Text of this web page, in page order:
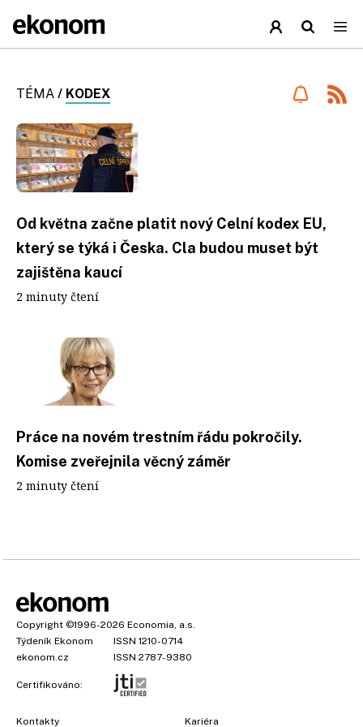
TÉMA / KODEX
Od května začne platit nový Celní kodex EU,
který se týká i Česka. Cla budou muset být
zajištěna kaucí
2 minuty čtení
Práce na novém trestním řádu pokročily.
Komise zveřejnila věcný záměr
2 minuty čtení
Copyright ©1996-2026 Economia, a.s.
Týdeník Ekonom
ISSN 1210-0714
ekonom.cz
ISSN 2787-9380
Certifikováno:
Kontakty Kariéra